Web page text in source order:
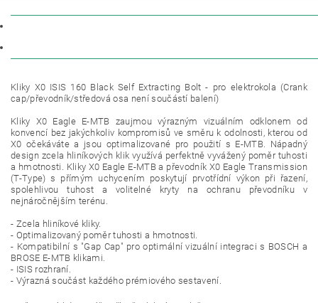
Kliky X0 ISIS 160 Black Self Extracting Bolt - pro elektrokola (Crank
cap/převodník/středová osa není součástí balení)
Kliky X0 Eagle E-MTB zaujmou výrazným vizuálním odklonem od
konvencí bez jakýchkoliv kompromisů ve směru k odolnosti, kterou od
X0 očekáváte a jsou optimalizované pro použití s E-MTB. Nápadný
design zcela hliníkových klik využívá perfektně vyvážený poměr tuhosti
a hmotnosti. Kliky X0 Eagle E-MTB a převodník X0 Eagle Transmission
(T-Type) s přímým uchycením poskytují prvotřídní výkon při řazení,
spolehlivou tuhost a volitelné kryty na ochranu převodníku v
nejnáročnějším terénu.
- Zcela hliníkové kliky.
- Optimalizovaný poměr tuhosti a hmotnosti.
- Kompatibilní s "Gap Cap" pro optimální vizuální integraci s BOSCH a
BROSE E-MTB klikami.
- ISIS rozhraní.
- Výrazná součást každého prémiového sestavení.